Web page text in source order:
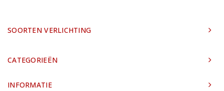
SOORTEN VERLICHTING
CATEGORIEËN
INFORMATIE